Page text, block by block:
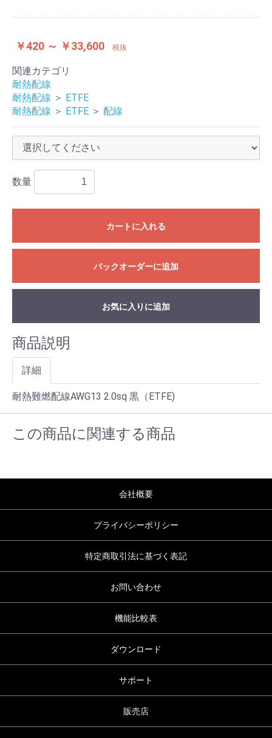
￥420 ～ ￥33,600 税抜
関連カテゴリ
耐熱配線
耐熱配線 ＞ ETFE
耐熱配線 ＞ ETFE ＞ 配線
数量
カートに入れる
バックオーダーに追加
お気に入りに追加
商品説明
詳細
耐熱難燃配線AWG13 2.0sq 黒（ETFE)
この商品に関連する商品
会社概要
プライバシーポリシー
特定商取引法に基づく表記
お問い合わせ
機能比較表
ダウンロード
サポート
販売店